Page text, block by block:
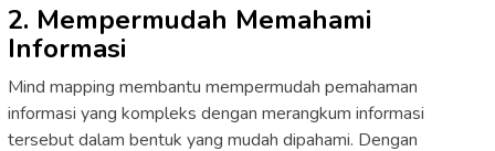
2. Mempermudah Memahami
Informasi
Mind mapping membantu mempermudah pemahaman
informasi yang kompleks dengan merangkum informasi
tersebut dalam bentuk yang mudah dipahami. Dengan